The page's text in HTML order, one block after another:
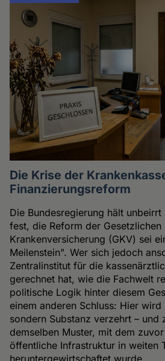
Die Krise der
Finanzierungsreform
Die Bundesregierung hält unbeirrt
fest, die Reform der Gesetzlichen
Krankenversicherung (GKV) sei
Meilenstein". Wer sich jedoch
Zentralinstitut für die
gerechnet hat, wie die Fachwelt
politische Logik hinter diesem
einem anderen Schluss: Hier
sondern Substanz verzehrt – und
demselben Muster, mit dem
öffentliche Infrastruktur in weiten
heruntergewirtschaftet wurde.